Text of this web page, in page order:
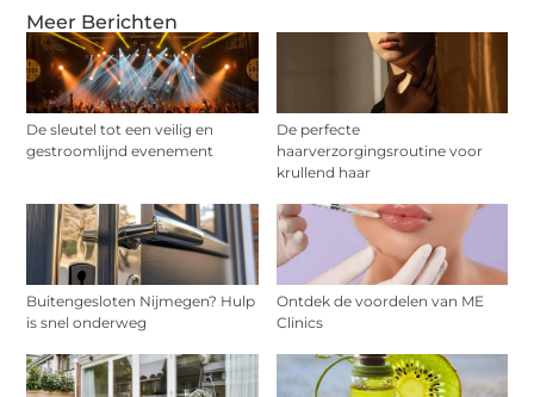
Meer Berichten
De sleutel tot een veilig en
gestroomlijnd evenement
De perfecte
haarverzorgingsroutine voor
krullend haar
Buitengesloten Nijmegen? Hulp
is snel onderweg
Ontdek de voordelen van ME
Clinics